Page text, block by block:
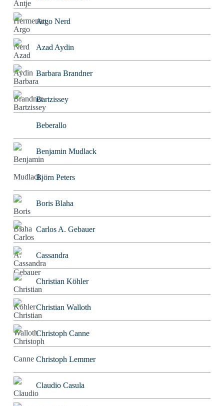
Argo Nerd
Azad Aydin
Barbara Brandner
Bartzissey
Beberallo
Benjamin Mudlack
Björn Peters
Boris Blaha
Carlos A. Gebauer
Cassandra
Christian Köhler
Christian Walloth
Christoph Canne
Christoph Lemmer
Claudio Casula